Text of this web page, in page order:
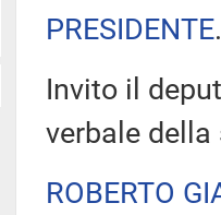
PRESIDENTE
Invito il
verbale della
ROBERTO